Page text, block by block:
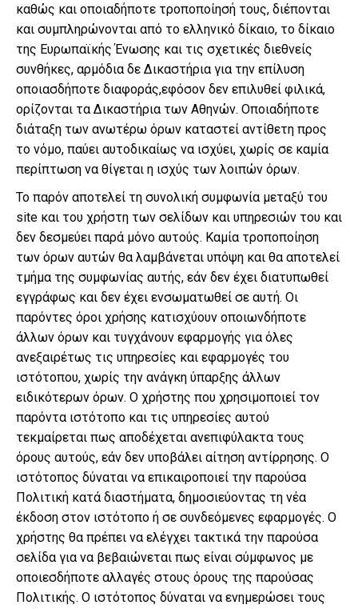
καθώς και οποιαδήποτε τροποποίησή τους, διέπονται
και συμπληρώνονται από το ελληνικό δίκαιο, το δίκαιο
της Ευρωπαϊκής Ένωσης και τις σχετικές διεθνείς
συνθήκες, αρμόδια δε Δικαστήρια για την επίλυση
οποιασδήποτε διαφοράς,εφόσον δεν επιλυθεί φιλικά,
ορίζονται τα Δικαστήρια των Αθηνών. Οποιαδήποτε
διάταξη των ανωτέρω όρων καταστεί αντίθετη προς
το νόμο, παύει αυτοδικαίως να ισχύει, χωρίς σε καμία
περίπτωση να θίγεται η ισχύς των λοιπών όρων.
Το παρόν αποτελεί τη συνολική συμφωνία μεταξύ του
site και του χρήστη των σελίδων και υπηρεσιών του και
δεν δεσμεύει παρά μόνο αυτούς. Καμία τροποποίηση
των όρων αυτών θα λαμβάνεται υπόψη και θα αποτελεί
τμήμα της συμφωνίας αυτής, εάν δεν έχει διατυπωθεί
εγγράφως και δεν έχει ενσωματωθεί σε αυτή. Οι
παρόντες όροι χρήσης κατισχύουν οποιωνδήποτε
άλλων όρων και τυγχάνουν εφαρμογής για όλες
ανεξαιρέτως τις υπηρεσίες και εφαρμογές του
ιστότοπου, χωρίς την ανάγκη ύπαρξης άλλων
ειδικότερων όρων. Ο χρήστης που χρησιμοποιεί τον
παρόντα ιστότοπο και τις υπηρεσίες αυτού
τεκμαίρεται πως αποδέχεται ανεπιφύλακτα τους
όρους αυτούς, εάν δεν υποβάλει αίτηση αντίρρησης. Ο
ιστότοπος δύναται να επικαιροποιεί την παρούσα
Πολιτική κατά διαστήματα, δημοσιεύοντας τη νέα
έκδοση στον ιστότοπο ή σε συνδεόμενες εφαρμογές. Ο
χρήστης θα πρέπει να ελέγχει τακτικά την παρούσα
σελίδα για να βεβαιώνεται πως είναι σύμφωνος με
οποιεσδήποτε αλλαγές στους όρους της παρούσας
Πολιτικής. Ο ιστότοπος δύναται να ενημερώσει τους